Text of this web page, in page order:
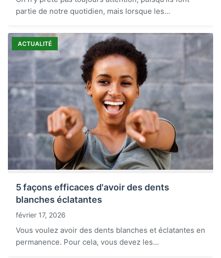
partie de notre quotidien, mais lorsque les...
ACTUALITÉ
5 façons efficaces d'avoir des dents
blanches éclatantes
février 17, 2026
Vous voulez avoir des dents blanches et éclatantes en
permanence. Pour cela, vous devez les...